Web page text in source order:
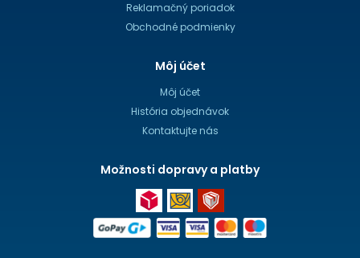
Reklamačný poriadok
Obchodné podmienky
Môj účet
Môj účet
História objednávok
Kontaktujte nás
Možnosti dopravy a platby